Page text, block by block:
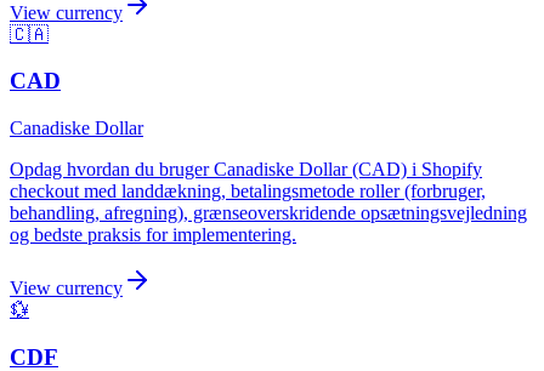
View currency
🇨🇦
CAD
Canadiske Dollar
Opdag hvordan du bruger Canadiske Dollar (CAD) i Shopify
checkout med landdækning, betalingsmetode roller (forbruger,
behandling, afregning), grænseoverskridende opsætningsvejledning
og bedste praksis for implementering.
View currency
💱
CDF